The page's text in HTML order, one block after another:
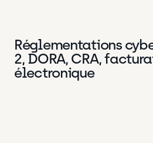
Data 18 Juin 2026
Réglementations
2, DORA, CRA,
électronique